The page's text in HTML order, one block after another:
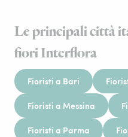
Le principali città
fiori Interflora
Fioristi a Bari
Fioristi a Messina
Fioristi a Parma